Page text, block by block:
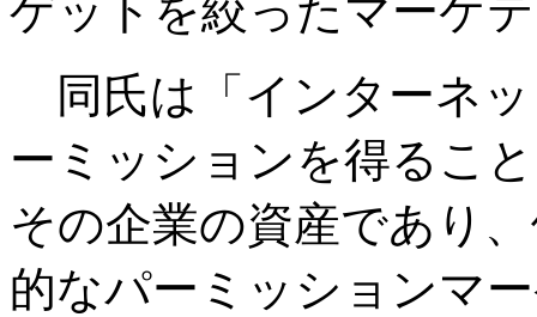
ゲットを絞ったマーケ
同氏は「インターネ
ーミッションを得るこ
その企業の資産であり
的なパーミッションマ